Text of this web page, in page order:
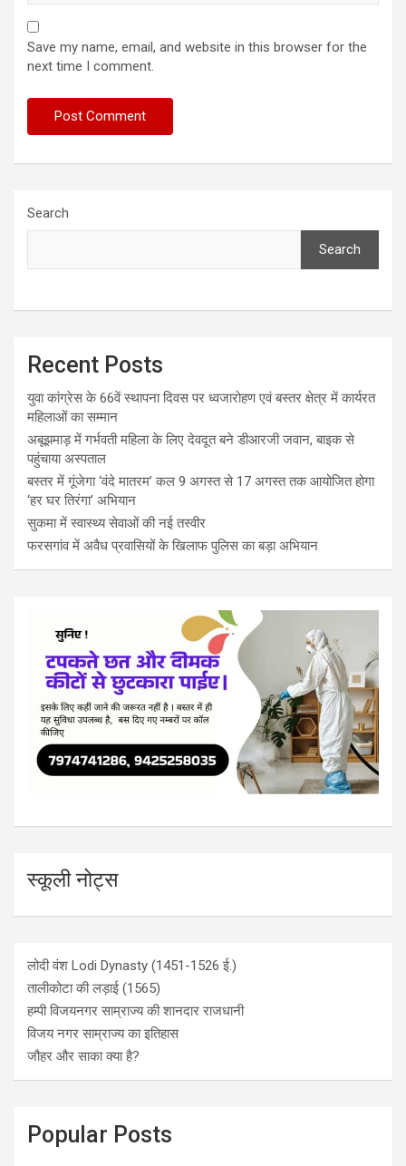
Save my name, email, and website in this browser for the
next time I comment.
Search
Search
Recent Posts
युवा कांग्रेस के 66वें स्थापना दिवस पर ध्वजारोहण एवं बस्तर क्षेत्र में कार्यरत
महिलाओं का सम्मान
अबूझमाड़ में गर्भवती महिला के लिए देवदूत बने डीआरजी जवान, बाइक से
पहुंचाया अस्पताल
बस्तर में गूंजेगा ‘वंदे मातरम’ कल 9 अगस्त से 17 अगस्त तक आयोजित होगा
‘हर घर तिरंगा’ अभियान
सुकमा में स्वास्थ्य सेवाओं की नई तस्वीर
फरसगांव में अवैध प्रवासियों के खिलाफ पुलिस का बड़ा अभियान
स्कूली नोट्स
लोदी वंश Lodi Dynasty (1451-1526 ई.)
तालीकोटा की लड़ाई (1565)
हम्पी विजयनगर साम्राज्य की शानदार राजधानी
विजय नगर साम्राज्य का इतिहास
जौहर और साका क्या है?
Popular Posts